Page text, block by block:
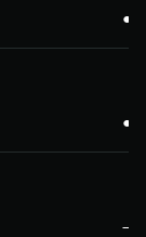
●
●
—